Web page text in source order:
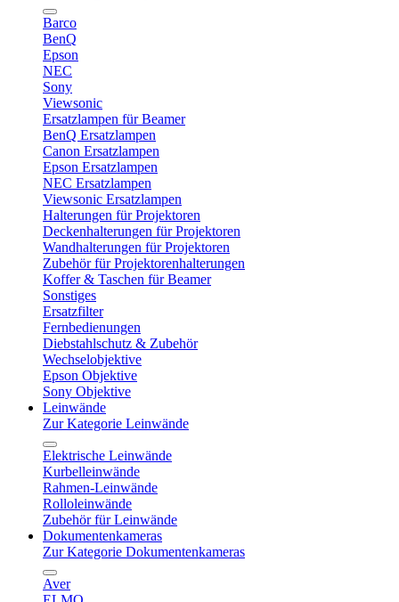
Barco
BenQ
Epson
NEC
Sony
Viewsonic
Ersatzlampen für Beamer
BenQ Ersatzlampen
Canon Ersatzlampen
Epson Ersatzlampen
NEC Ersatzlampen
Viewsonic Ersatzlampen
Halterungen für Projektoren
Deckenhalterungen für Projektoren
Wandhalterungen für Projektoren
Zubehör für Projektorenhalterungen
Koffer & Taschen für Beamer
Sonstiges
Ersatzfilter
Fernbedienungen
Diebstahlschutz & Zubehör
Wechselobjektive
Epson Objektive
Sony Objektive
Leinwände
Zur Kategorie Leinwände
Elektrische Leinwände
Kurbelleinwände
Rahmen-Leinwände
Rolloleinwände
Zubehör für Leinwände
Dokumentenkameras
Zur Kategorie Dokumentenkameras
Aver